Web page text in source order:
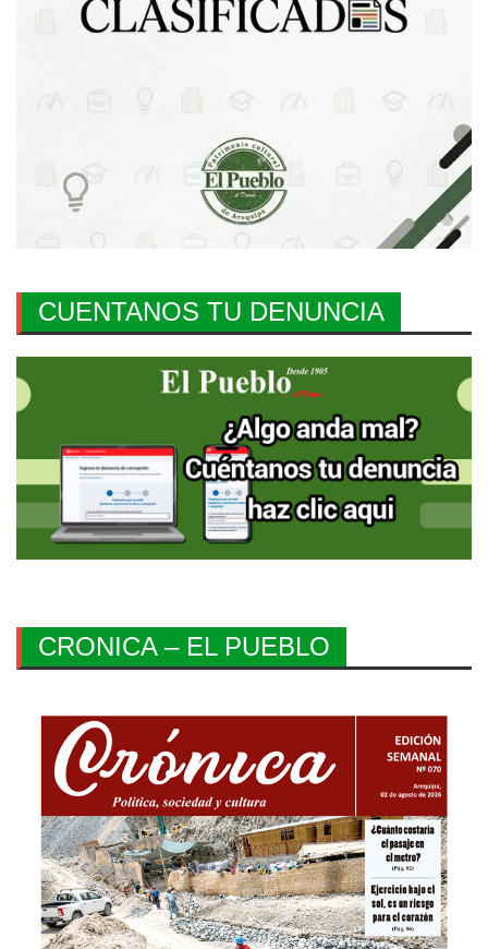
CUENTANOS TU DENUNCIA
CRONICA – EL PUEBLO